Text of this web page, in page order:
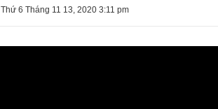
Thứ 6 Tháng 11 13, 2020 3:11 pm